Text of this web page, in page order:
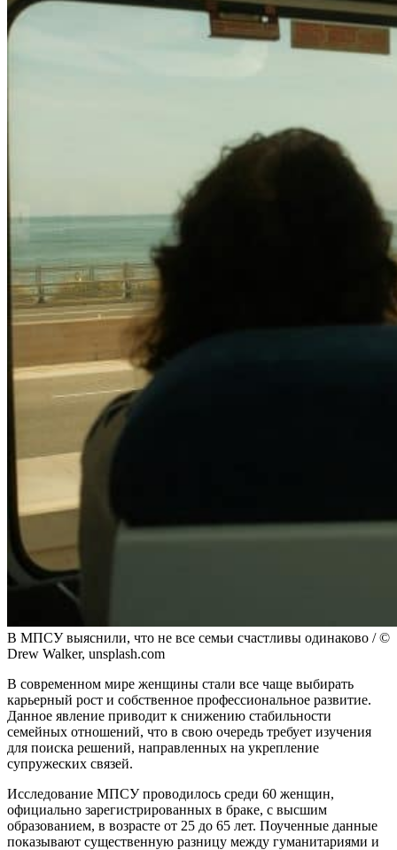
В МПСУ выяснили, что не все семьи счастливы одинаково / ©
Drew Walker, unsplash.com
В современном мире женщины стали все чаще выбирать
карьерный рост и собственное профессиональное развитие.
Данное явление приводит к снижению стабильности
семейных отношений, что в свою очередь требует изучения
для поиска решений, направленных на укрепление
супружеских связей.
Исследование МПСУ проводилось среди 60 женщин,
официально зарегистрированных в браке, с высшим
образованием, в возрасте от 25 до 65 лет. Поученные данные
показывают существенную разницу между гуманитариями и